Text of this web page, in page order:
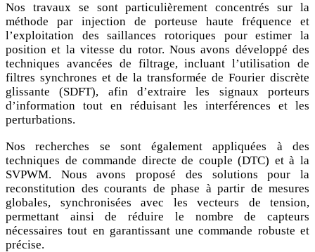
Nos travaux se sont particulièrement concentrés sur la
méthode par injection de porteuse haute fréquence et
l’exploitation des saillances rotoriques pour estimer la
position et la vitesse du rotor. Nous avons développé des
techniques avancées de filtrage, incluant l’utilisation de
filtres synchrones et de la transformée de Fourier discrète
glissante (SDFT), afin d’extraire les signaux porteurs
d’information tout en réduisant les interférences et les
perturbations.
Nos recherches se sont également appliquées à des
techniques de commande directe de couple (DTC) et à la
SVPWM. Nous avons proposé des solutions pour la
reconstitution des courants de phase à partir de mesures
globales, synchronisées avec les vecteurs de tension,
permettant ainsi de réduire le nombre de capteurs
nécessaires tout en garantissant une commande robuste et
précise.